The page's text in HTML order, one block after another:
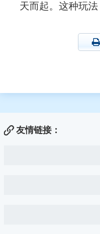
天而起。这种玩法
友情链接：